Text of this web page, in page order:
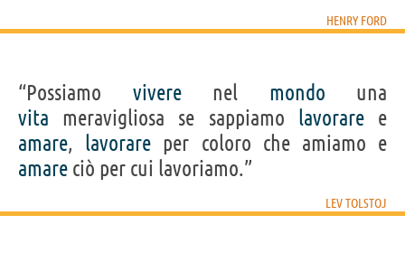
HENRY FORD
“Possiamo viverenel mondo una
vita meravigliosa se sappiamo lavoraree
amare, lavorare per coloro che amiamo e
amare ciò per cui lavoriamo.”
LEV TOLSTOJ